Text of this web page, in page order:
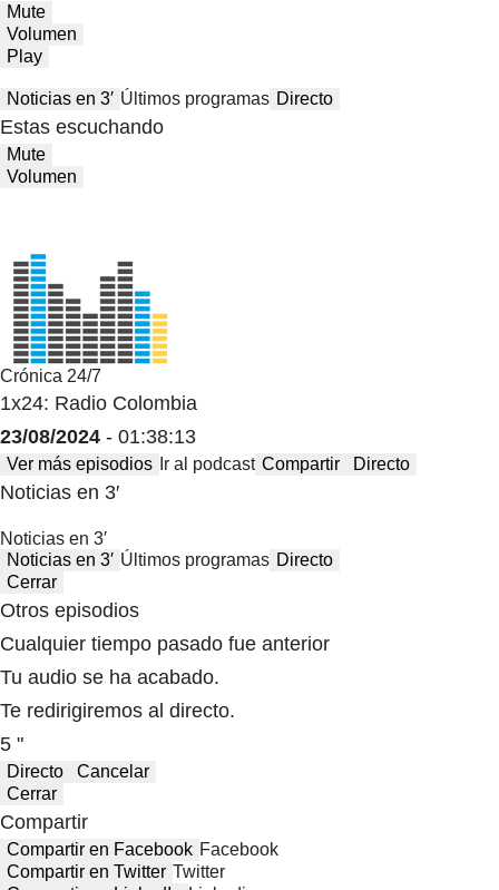
Mute
Volumen
Play
Noticias en 3′ Últimos programas Directo
Estas escuchando
Mute
Volumen
Crónica 24/7
1x24: Radio Colombia
23/08/2024 - 01:38:13
Ver más episodios Ir al podcast Compartir Directo
Noticias en 3′
Noticias en 3′
Noticias en 3′ Últimos programas Directo
Cerrar
Otros episodios
Cualquier tiempo pasado fue anterior
Tu audio se ha acabado.
Te redirigiremos al directo.
5 "
Directo
Cancelar
Cerrar
Compartir
Compartir en Facebook Facebook
Compartir en Twitter Twitter